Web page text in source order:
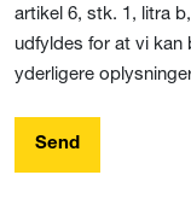
artikel 6, stk. 1, litra
udfyldes for at vi kan
yderligere
Send